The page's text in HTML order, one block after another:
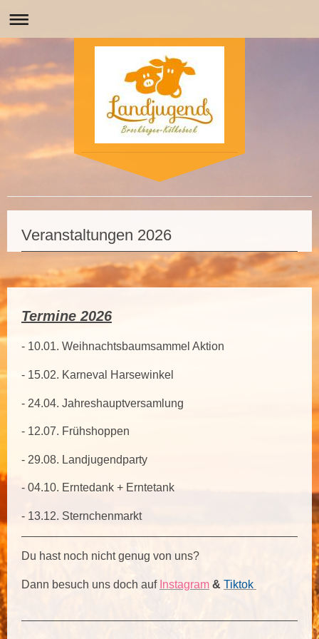
Veranstaltungen 2026
Termine 2026
- 10.01. Weihnachtsbaumsammel Aktion
- 15.02. Karneval Harsewinkel
- 24.04. Jahreshauptversamlung
- 12.07. Frühshoppen
- 29.08. Landjugendparty
- 04.10. Erntedank + Erntetank
- 13.12. Sternchenmarkt
Du hast noch nicht genug von uns?
Dann besuch uns doch auf Instagram & Tiktok